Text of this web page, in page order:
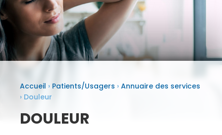
Accueil › Patients/Usagers › Annuaire des services
› Douleur
DOULEUR